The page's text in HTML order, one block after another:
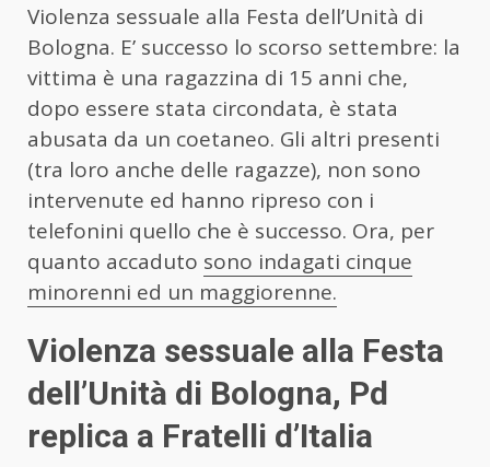
Violenza sessuale alla Festa dell’Unità di
Bologna. E’ successo lo scorso settembre: la
vittima è una ragazzina di 15 anni che,
dopo essere stata circondata, è stata
abusata da un coetaneo. Gli altri presenti
(tra loro anche delle ragazze), non sono
intervenute ed hanno ripreso con i
telefonini quello che è successo. Ora, per
quanto accaduto sono indagati cinque
minorenni ed un maggiorenne.
Violenza sessuale alla Festa
dell’Unità di Bologna, Pd
replica a Fratelli d’Italia